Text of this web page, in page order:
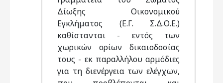
Δίωξης Οικονομικού
Εγκλήματος (Ε.Γ. Σ.Δ.Ο.Ε.)
καθίστανται - εντός των
χωρικών ορίων δικαιοδοσίας
τους - εκ παραλλήλου αρμόδιες
για τη διενέργεια των ελέγχων,